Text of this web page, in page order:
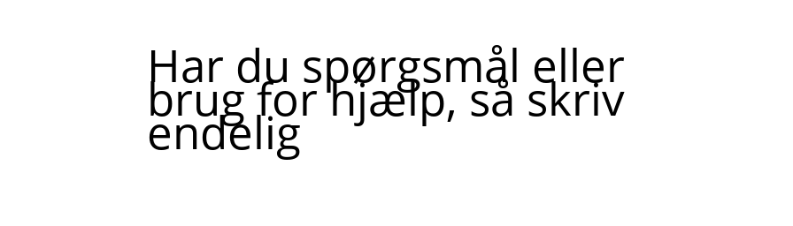
Har du spørgsmål eller
brug for hjælp, så skriv
endelig